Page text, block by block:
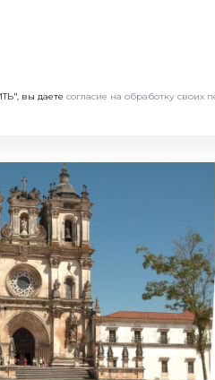
вы даете согласие на обработку своих